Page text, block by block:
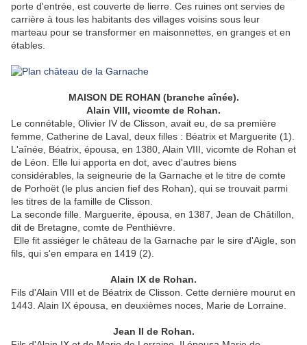
porte d'entrée, est couverte de lierre. Ces ruines ont servies de
carrière à tous les habitants des villages voisins sous leur
marteau pour se transformer en maisonnettes, en granges et en
étables.
MAISON DE ROHAN (branche aînée).
Alain VIII, vicomte de Rohan.
Le connétable, Olivier IV de Clisson, avait eu, de sa première
femme, Catherine de Laval, deux filles : Béatrix et Marguerite (1).
L'aînée, Béatrix, épousa, en 1380, Alain VIII, vicomte de Rohan et
de Léon. Elle lui apporta en dot, avec d'autres biens
considérables, la seigneurie de la Garnache et le titre de comte
de Porhoët (le plus ancien fief des Rohan), qui se trouvait parmi
les titres de la famille de Clisson.
La seconde fille. Marguerite, épousa, en 1387, Jean de Châtillon,
dit de Bretagne, comte de Penthièvre.
Elle fit assiéger le château de la Garnache par le sire d'Aigle, son
fils, qui s'en empara en 1419 (2).
Alain IX de Rohan.
Fils d'Alain VIII et de Béatrix de Clisson. Cette dernière mourut en
1443. Alain IX épousa, en deuxièmes noces, Marie de Lorraine.
Jean II de Rohan.